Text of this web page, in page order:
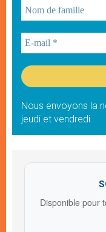
Nous envoyons la
jeudi et vendredi
Disponible pour